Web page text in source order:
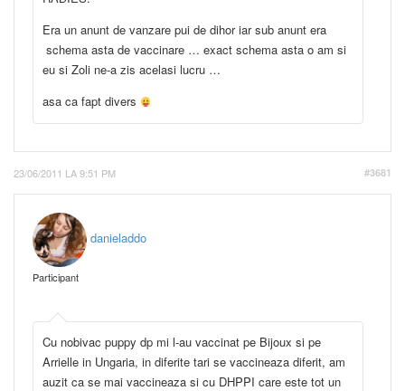
Era un anunt de vanzare pui de dihor iar sub anunt era
schema asta de vaccinare … exact schema asta o am si
eu si Zoli ne-a zis acelasi lucru …
asa ca fapt divers
23/06/2011 LA 9:51 PM #3681
danieladdo
Participant
Cu nobivac puppy dp mi l-au vaccinat pe Bijoux si pe
Arrielle in Ungaria, in diferite tari se vaccineaza diferit, am
auzit ca se mai vaccineaza si cu DHPPI care este tot un